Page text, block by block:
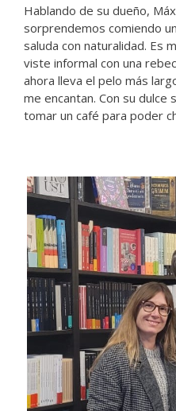
Hablando de su dueño,
sorprendemos comiendo
saluda con naturalidad. Es
viste informal con una
ahora lleva el pelo más
me encantan. Con su dulce
tomar un café para poder